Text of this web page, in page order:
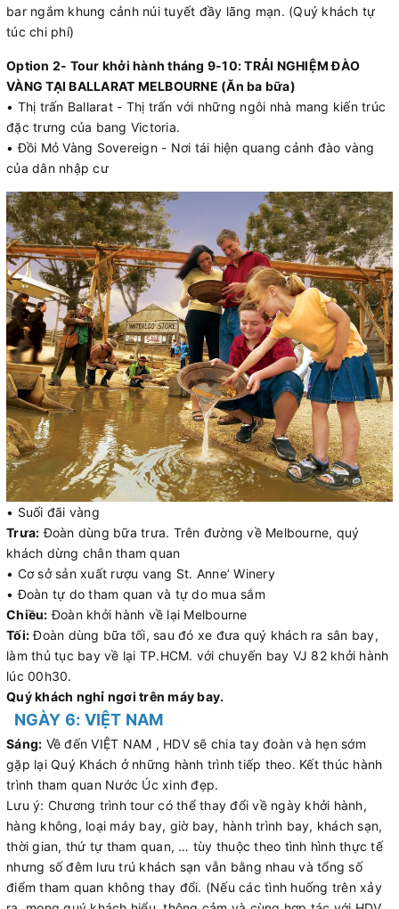
bar ngắm khung cảnh núi tuyết đầy lãng mạn. (Quý khách tự
túc chi phí)
Option 2- Tour khởi hành tháng 9-10: TRẢI NGHIỆM ĐÀO
VÀNG TẠI BALLARAT MELBOURNE (Ăn ba bữa)
• Thị trấn Ballarat - Thị trấn với những ngôi nhà mang kiến trúc
đặc trưng của bang Victoria.
• Đồi Mỏ Vàng Sovereign - Nơi tái hiện quang cảnh đào vàng
của dân nhập cư
• Suối đãi vàng
Trưa: Đoàn dùng bữa trưa. Trên đường về Melbourne, quý
khách dừng chân tham quan
• Cơ sở sản xuất rượu vang St. Anne’ Winery
• Đoàn tự do tham quan và tự do mua sắm
Chiều: Đoàn khởi hành về lại Melbourne
Tối:Đoàn dùng bữa tối, sau đó xe đưa quý khách ra sân bay,
làm thủ tục bay về lại TP.HCM. với chuyến bay VJ 82 khởi hành
lúc 00h30.
Quý khách nghỉ ngơi trên máy bay.
NGÀY 6: VIỆT NAM
Sáng: Về đến VIỆT NAM , HDV sẽ chia tay đoàn và hẹn sớm
gặp lại Quý Khách ở những hành trình tiếp theo. Kết thúc hành
trình tham quan Nước Úc xinh đẹp.
Lưu ý: Chương trình tour có thể thay đổi về ngày khởi hành,
hàng không, loại máy bay, giờ bay, hành trình bay, khách sạn,
thời gian, thứ tự tham quan, … tùy thuộc theo tình hình thực tế
nhưng số đêm lưu trú khách sạn vẫn bằng nhau và tổng số
điểm tham quan không thay đổi. (Nếu các tình huống trên xảy